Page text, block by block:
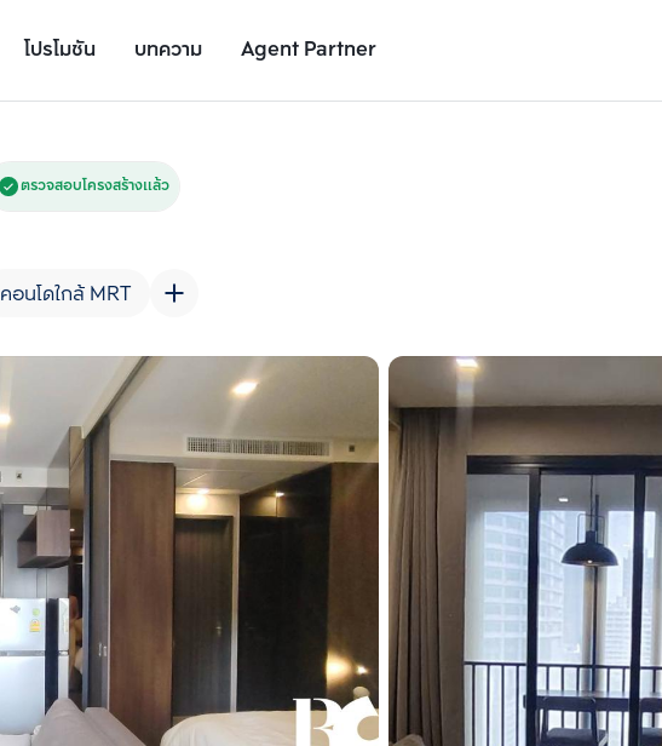
โปรโมชัน บทความ Agent Partner
รายละเอียดยูนิต
ตรวจสอบโครงสร้างแล้ว
คอนโดใกล้ MRT
เพิ่มยูนิตเปรียบเทียบ
รายการที่ 2
เพิ่มยูนิตเปรียบเทียบ
รายการที่ 3